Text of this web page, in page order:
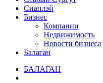
Сиаплэй
Бизнес
Компании
Недвижимость
Новости бизнеса
Балаган
БАЛАГАН